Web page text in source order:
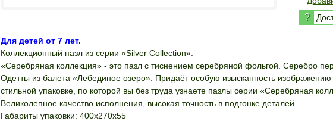
?
Для детей от 7 лет.
Коллекционный пазл из серии «Silver Collection».
«Серебряная коллекция» - это пазл с тиснением серебряной фольгой. Серебро
Одетты из балета «Лебединое озеро». Придаёт особую изысканность изображению
стильной упаковке, по которой вы без труда узнаете пазлы серии «Серебряная
Великолепное качество исполнения, высокая точность в подгонке деталей.
Габариты упаковки: 400х270х55